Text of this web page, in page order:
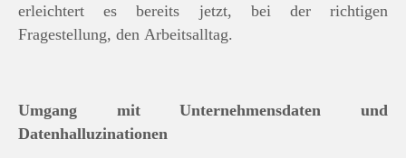
erleichtert es bereits jetzt, bei der richtigen
Fragestellung, den Arbeitsalltag.
Umgang mit Unternehmensdaten und
Datenhalluzinationen